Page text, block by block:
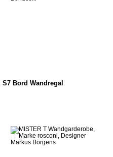
S7 Bord Wandregal